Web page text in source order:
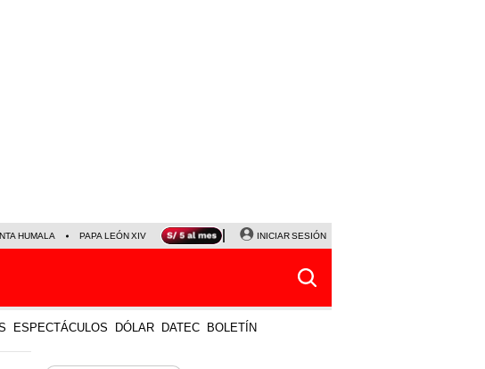
HUMALA PAPA LEÓN XIV NALDY SALDAÑA LA BELLA LUZ
INICIAR SESIÓN
ESPECTÁCULOS DÓLAR DATEC BOLETÍN